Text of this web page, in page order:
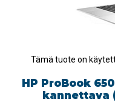
Tämä tuote on
HP ProBook
kannettava